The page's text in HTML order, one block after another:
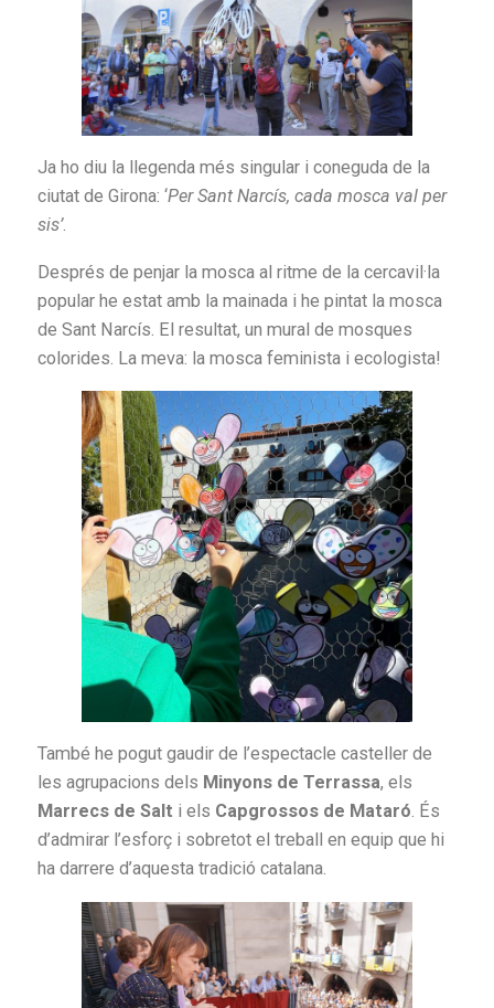
Ja ho diu la llegenda més singular i coneguda de la
ciutat de Girona: ‘Per Sant Narcís, cada mosca val per
sis’.
Després de penjar la mosca al ritme de la cercavil·la
popular he estat amb la mainada i he pintat la mosca
de Sant Narcís. El resultat, un mural de mosques
colorides. La meva: la mosca feminista i ecologista!
També he pogut gaudir de l’espectacle casteller de
les agrupacions dels Minyons de Terrassa, els
Marrecs de Salt i els Capgrossos de Mataró. És
d’admirar l’esforç i sobretot el treball en equip que hi
ha darrere d’aquesta tradició catalana.